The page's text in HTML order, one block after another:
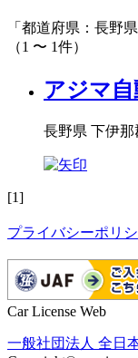
「都道府県：長野
（1 〜 1件）
アジマ
長野県 下伊那
[1]
プライバシーポリ
Car License Web
一般社団法人 全日